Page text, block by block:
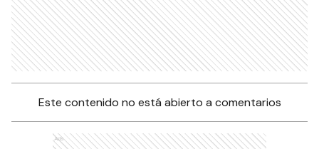
Este contenido no está abierto a comentarios
Ads